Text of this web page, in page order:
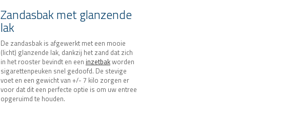
Zandasbak met glanzende
lak
De zandasbak is afgewerkt met een mooie
(licht) glanzende lak, dankzij het zand dat zich
in het rooster bevindt en een inzetbakworden
sigarettenpeuken snel gedoofd. De stevige
voet en een gewicht van +/- 7 kilo zorgen er
voor dat dit een perfecte optie is om uw entree
opgeruimd te houden.